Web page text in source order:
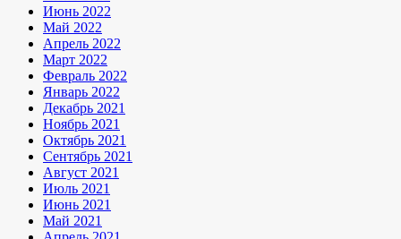
Июнь 2022
Май 2022
Апрель 2022
Март 2022
Февраль 2022
Январь 2022
Декабрь 2021
Ноябрь 2021
Октябрь 2021
Сентябрь 2021
Август 2021
Июль 2021
Июнь 2021
Май 2021